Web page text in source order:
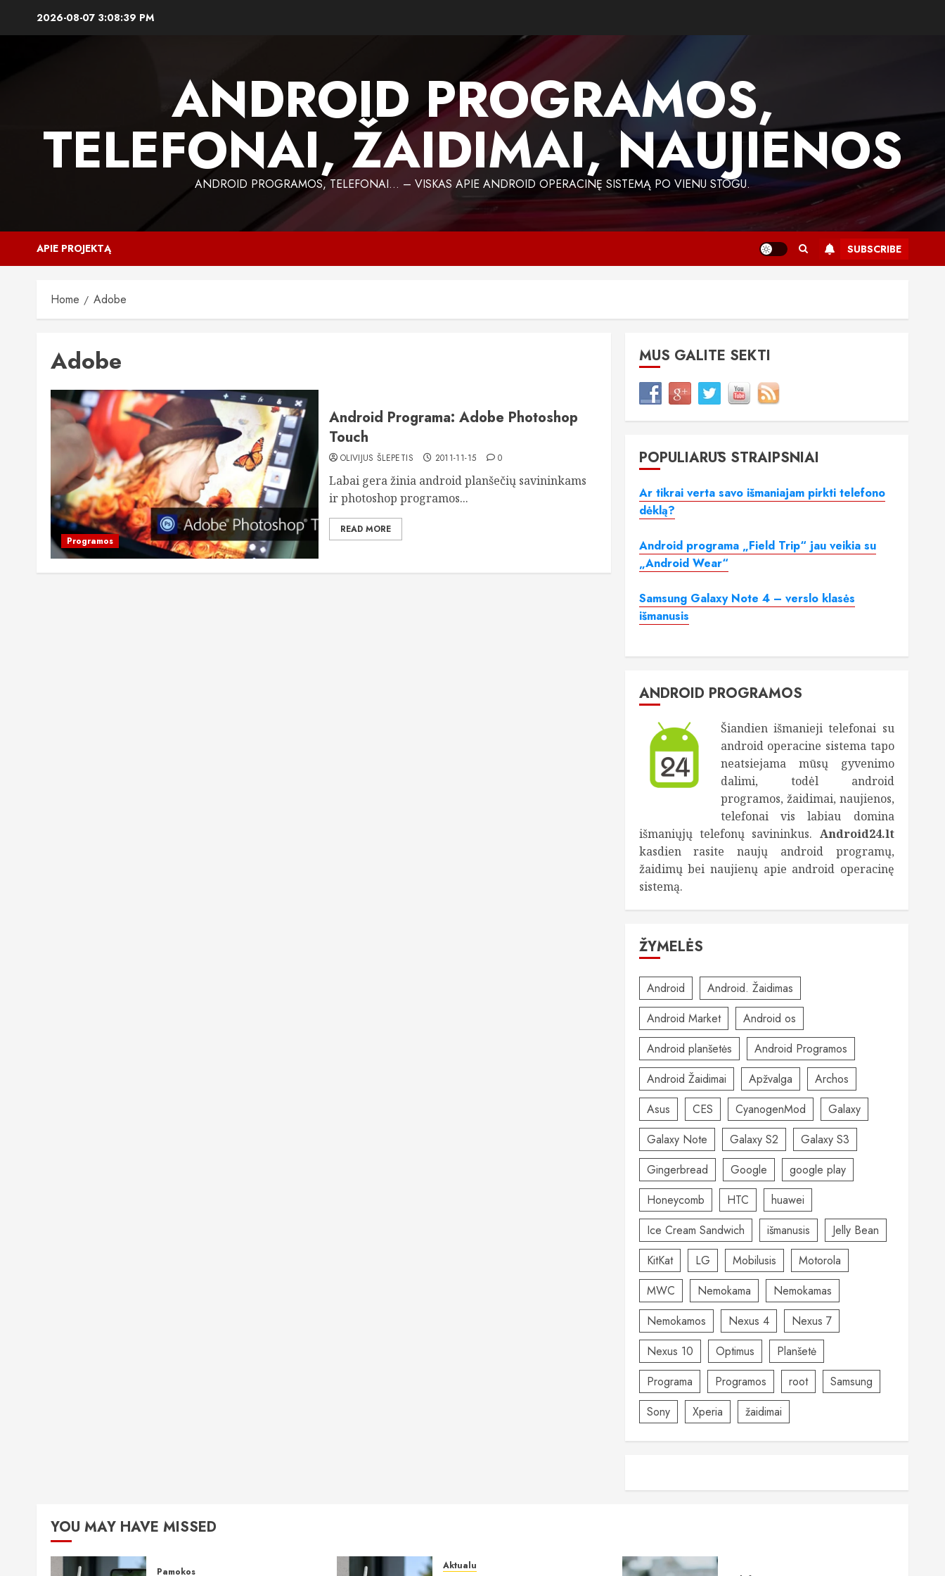
2026-08-07 3:08:40 PM
ANDROID PROGRAMOS,
TELEFONAI, ŽAIDIMAI, NAUJIENOS
ANDROID PROGRAMOS, TELEFONAI… – VISKAS APIE ANDROID OPERACINĘ SISTEMĄ PO VIENU STOGU.
APIE PROJEKTĄ SUBSCRIBE
Home Adobe
Adobe
Programos
Android Programa: Adobe Photoshop
Touch
OLIVIJUS ŠLEPETIS 2011-11-15 0
Labai gera žinia android planšečių savininkams
ir photoshop programos...
READ MORE
MUS GALITE SEKTI
POPULIARŪS STRAIPSNIAI
Ar tikrai verta savo išmaniajam pirkti telefono
dėklą?
Android programa „Field Trip“ jau veikia su
„Android Wear“
Samsung Galaxy Note 4 – verslo klasės
išmanusis
ANDROID PROGRAMOS
Šiandien išmanieji telefonai su
android operacine sistema tapo
neatsiejama mūsų gyvenimo
dalimi, todėl android
programos, žaidimai, naujienos,
telefonai vis labiau domina
išmaniųjų telefonų savininkus. Android24.lt
kasdien rasite naujų android programų,
žaidimų bei naujienų apie android operacinę
sistemą.
ŽYMELĖS
Android
Android. Žaidimas
Android Market
Android os
Android planšetės
Android Programos
Android Žaidimai
Apžvalga
Archos
Asus
CES CyanogenMod
Galaxy
Galaxy Note
Galaxy S2
Galaxy S3
Gingerbread
Google
google play
Honeycomb
HTC
huawei
Ice Cream Sandwich
išmanusis
Jelly Bean
KitKat
LG Mobilusis
Motorola
MWC
Nemokama
Nemokamas
Nemokamos
Nexus 4
Nexus 7
Nexus 10
Optimus
Planšetė
Programa
Programos root
Samsung
Sony
Xperia žaidimai
YOU MAY HAVE MISSED
Pamokos Aktualu